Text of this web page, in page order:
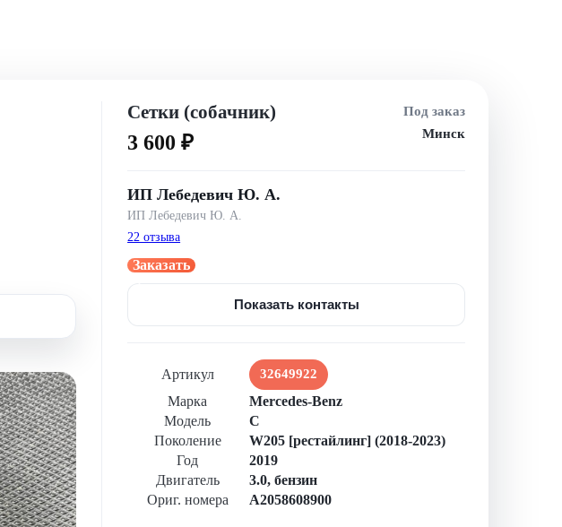
Сетки (собачник)
3 600 ₽
Под заказ
Минск
ИП Лебедевич Ю. А.
ИП Лебедевич Ю. А.
22 отзыва
Заказать
Показать контакты
Артикул 32649922
Марка
Mercedes-Benz
Модель
C
Поколение
W205 [рестайлинг] (2018-2023)
Год
2019
Двигатель
3.0, бензин
Ориг. номера
A2058608900